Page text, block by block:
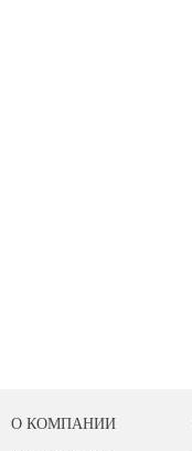
О КОМПАНИИ